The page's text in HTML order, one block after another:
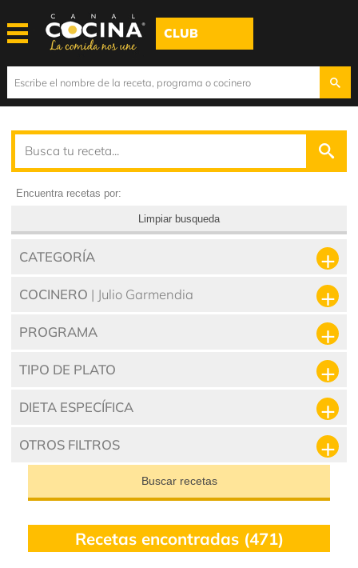
CLUB
Encuentra recetas por:
Limpiar busqueda
CATEGORÍA
COCINERO | Julio Garmendia
PROGRAMA
TIPO DE PLATO
DIETA ESPECÍFICA
OTROS FILTROS
Buscar recetas
Recetas encontradas (471)